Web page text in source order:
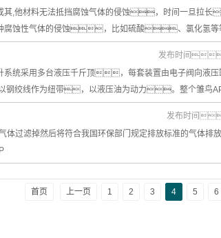
,他材料无法抵挡腐蚀气体的侵蚀，时间一旦拉长
蚀性气体的侵蚀，比如硫酸、氯化氢等
统采用多台液压千斤顶，每套装置由电子阀向
绞线作为纽带，以液压油为动力。整个雏鸟
发布时间
体过滤掉然后将符合我国环保部门规定排放标准的
发布时间
首页 上一页 1 2 3 4 5 6